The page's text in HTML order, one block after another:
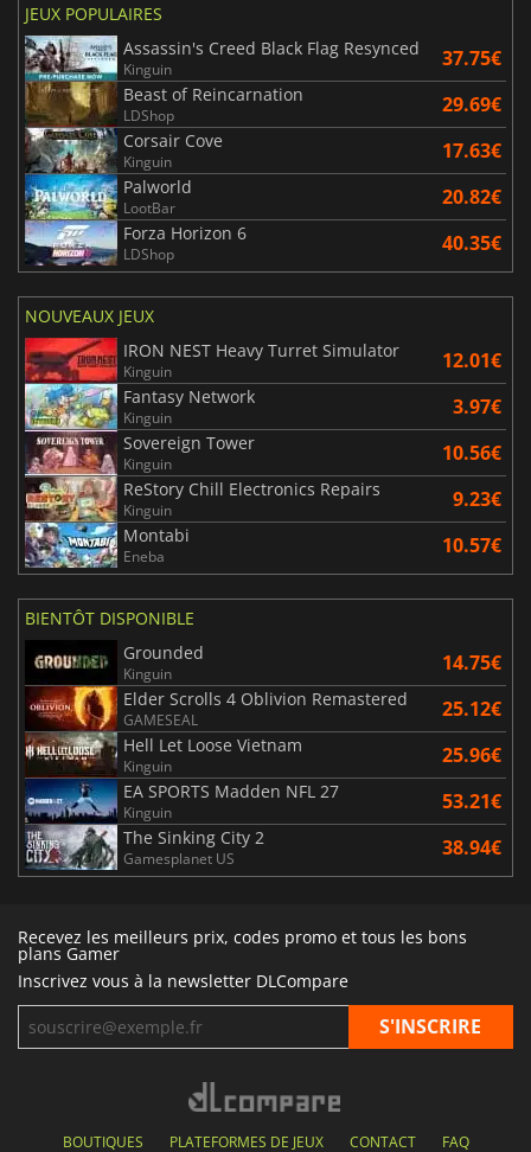
JEUX POPULAIRES
Assassin's Creed Black Flag Resynced
Kinguin 37.75€
Beast of Reincarnation
LDShop 29.69€
Corsair Cove
Kinguin 17.63€
Palworld
LootBar 20.82€
Forza Horizon 6
LDShop 40.35€
NOUVEAUX JEUX
IRON NEST Heavy Turret Simulator
Kinguin 12.01€
Fantasy Network
Kinguin 3.97€
Sovereign Tower
Kinguin 10.56€
ReStory Chill Electronics Repairs
Kinguin 9.23€
Montabi
Eneba 10.57€
BIENTÔT DISPONIBLE
Grounded
Kinguin 14.75€
Elder Scrolls 4 Oblivion Remastered
GAMESEAL 25.12€
Hell Let Loose Vietnam
Kinguin 25.96€
EA SPORTS Madden NFL 27
Kinguin 53.21€
The Sinking City 2
Gamesplanet US 38.94€
Recevez les meilleurs prix, codes promo et tous les bons
plans Gamer
Inscrivez vous à la newsletter DLCompare
BOUTIQUES PLATEFORMES DE JEUX CONTACT FAQ